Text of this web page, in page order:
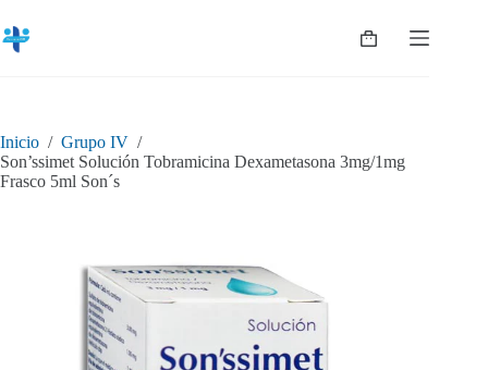
al
contenido
Shopping
Inicio / Grupo IV /
Son’ssimet Solución Tobramicina Dexametasona 3mg/1mg
Frasco 5ml Son´s